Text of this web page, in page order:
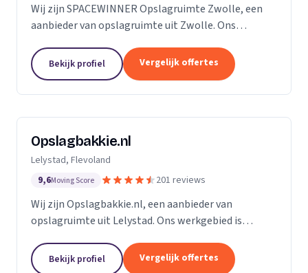
Wij zijn SPACEWINNER Opslagruimte Zwolle, een
aanbieder van opslagruimte uit Zwolle. Ons
Bekijk profiel Vergelijk offertes
Opslagbakkie.nl
Lelystad, Flevoland
9,6Moving Score 201 reviews
Wij zijn Opslagbakkie.nl, een aanbieder van
opslagruimte uit Lelystad. Ons werkgebied is
Bekijk profiel Vergelijk offertes